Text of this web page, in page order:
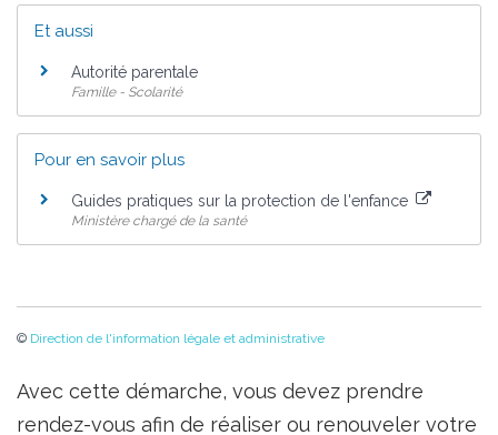
Et aussi
Autorité parentale
Famille - Scolarité
Pour en savoir plus
Guides pratiques sur la protection de l'enfance
Ministère chargé de la santé
© Direction de l'information légale et administrative
Avec cette démarche, vous devez prendre
rendez-vous afin de réaliser ou renouveler votre